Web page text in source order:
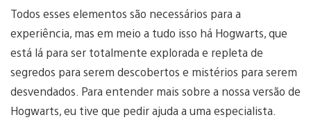
Todos esses elementos são necessários para a
experiência, mas em meio a tudo isso há Hogwarts, que
está lá para ser totalmente explorada e repleta de
segredos para serem descobertos e mistérios para serem
desvendados. Para entender mais sobre a nossa versão de
Hogwarts, eu tive que pedir ajuda a uma especialista.